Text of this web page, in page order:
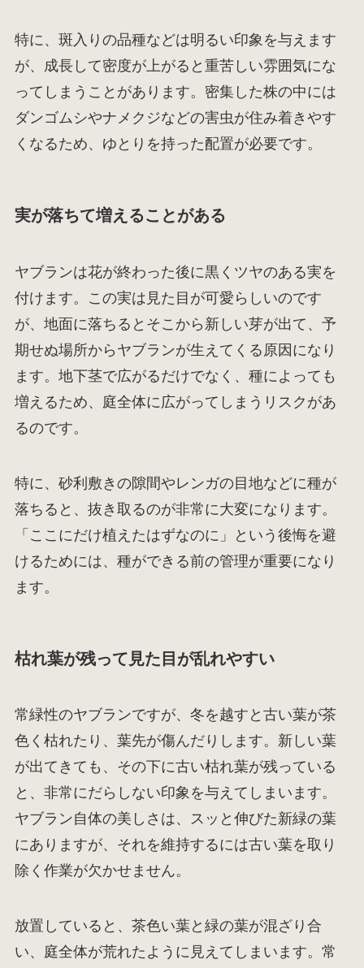
特に、斑入りの品種などは明るい印象を与えます
が、成長して密度が上がると重苦しい雰囲気にな
ってしまうことがあります。密集した株の中には
ダンゴムシやナメクジなどの害虫が住み着きやす
くなるため、ゆとりを持った配置が必要です。
実が落ちて増えることがある
ヤブランは花が終わった後に黒くツヤのある実を
付けます。この実は見た目が可愛らしいのです
が、地面に落ちるとそこから新しい芽が出て、予
期せぬ場所からヤブランが生えてくる原因になり
ます。地下茎で広がるだけでなく、種によっても
増えるため、庭全体に広がってしまうリスクがあ
るのです。
特に、砂利敷きの隙間やレンガの目地などに種が
落ちると、抜き取るのが非常に大変になります。
「ここにだけ植えたはずなのに」という後悔を避
けるためには、種ができる前の管理が重要になり
ます。
枯れ葉が残って見た目が乱れやすい
常緑性のヤブランですが、冬を越すと古い葉が茶
色く枯れたり、葉先が傷んだりします。新しい葉
が出てきても、その下に古い枯れ葉が残っている
と、非常にだらしない印象を与えてしまいます。
ヤブラン自体の美しさは、スッと伸びた新緑の葉
にありますが、それを維持するには古い葉を取り
除く作業が欠かせません。
放置していると、茶色い葉と緑の葉が混ざり合
い、庭全体が荒れたように見えてしまいます。常